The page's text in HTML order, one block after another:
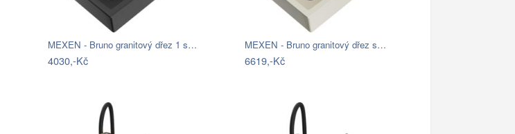
MEXEN - Bruno granitový dřez 1 s…
4030,-Kč
MEXEN - Bruno granitový dřez s…
6619,-Kč